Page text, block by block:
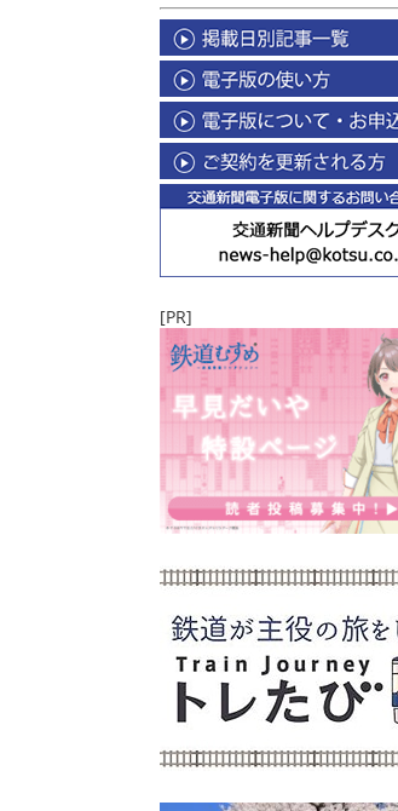
[PR]